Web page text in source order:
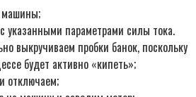
машины;
указанными параметрами силы тока.
выкручиваем пробки банок, поскольку
будет активно «кипеть»;
отключаем;